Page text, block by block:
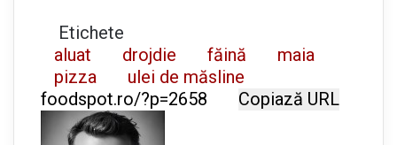
Etichete
aluat
drojdie făină
maia
pizza
ulei de măsline
Copiază URL